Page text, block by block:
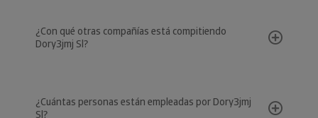
¿Con qué otras compañías está compitiendo
Dory3jmj Sl?
¿Cuántas personas están empleadas por Dory3jmj
Sl?